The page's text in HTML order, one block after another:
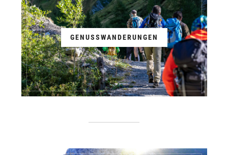
GENUSSWANDERUNGEN